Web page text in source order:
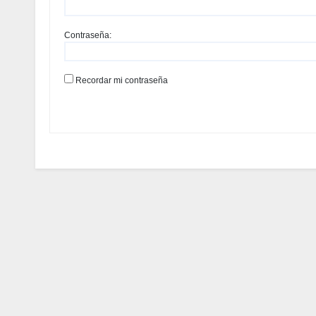
Contraseña:
Recordar mi contraseña